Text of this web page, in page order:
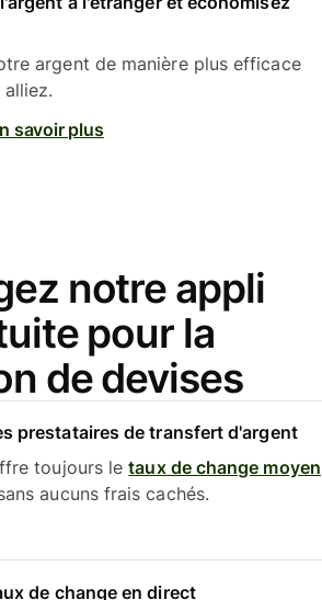
argent de manière plus efficace
savoir plus
notre appli
pour la
de devises
prestataires de transfert d'argent
toujours letaux de change moyen
aucuns frais cachés.
de change en direct